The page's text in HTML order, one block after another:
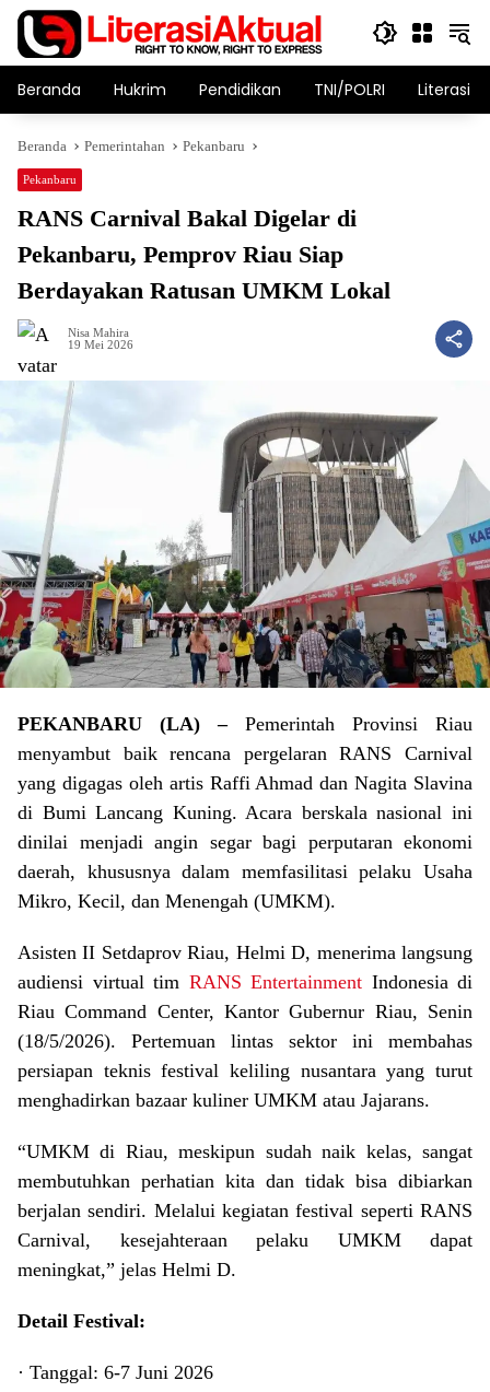
Langsung
konten
Beranda Hukrim Pendidikan TNI/POLRI Literasi
Beranda Pemerintahan Pekanbaru
Pekanbaru
RANS Carnival Bakal Digelar di
Pekanbaru, Pemprov Riau Siap
Berdayakan Ratusan UMKM Lokal
Nisa Mahira
19 Mei 2026
PEKANBARU (LA) –Pemerintah Provinsi Riau
menyambut baik rencana pergelaran RANS Carnival
yang digagas oleh artis Raffi Ahmad dan Nagita Slavina
di Bumi Lancang Kuning. Acara berskala nasional ini
dinilai menjadi angin segar bagi perputaran ekonomi
daerah, khususnya dalam memfasilitasi pelaku Usaha
Mikro, Kecil, dan Menengah (UMKM).
Asisten II Setdaprov Riau, Helmi D, menerima langsung
audiensi virtual tim RANS Entertainment Indonesia di
Riau Command Center, Kantor Gubernur Riau, Senin
(18/5/2026). Pertemuan lintas sektor ini membahas
persiapan teknis festival keliling nusantara yang turut
menghadirkan bazaar kuliner UMKM atau Jajarans.
“UMKM di Riau, meskipun sudah naik kelas, sangat
membutuhkan perhatian kita dan tidak bisa dibiarkan
berjalan sendiri. Melalui kegiatan festival seperti RANS
Carnival, kesejahteraan pelaku UMKM dapat
meningkat,” jelas Helmi D.
Detail Festival:
· Tanggal: 6-7 Juni 2026